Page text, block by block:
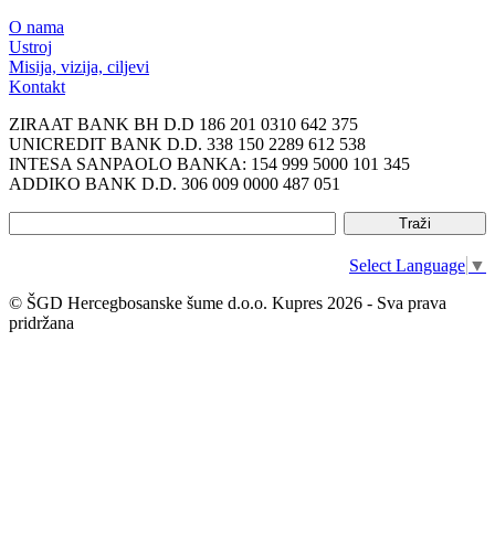
O nama
Ustroj
Misija, vizija, ciljevi
Kontakt
ZIRAAT BANK BH D.D 186 201 0310 642 375
UNICREDIT BANK D.D. 338 150 2289 612 538
INTESA SANPAOLO BANKA: 154 999 5000 101 345
ADDIKO BANK D.D. 306 009 0000 487 051
Select Language ▼
© ŠGD Hercegbosanske šume d.o.o. Kupres 2026 - Sva prava
pridržana